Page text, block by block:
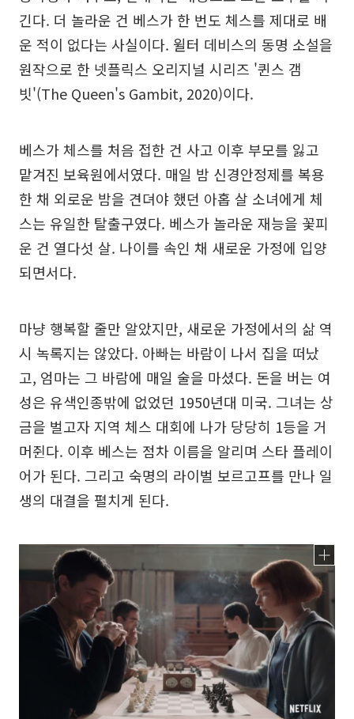
긴다. 더 놀라운 건 베스가 한 번도 체스를 제대로 배
운 적이 없다는 사실이다. 윌터 데비스의 동명 소설을
원작으로 한 넷플릭스 오리지널 시리즈 '퀸스 갬
빗'(The Queen's Gambit, 2020)이다.
베스가 체스를 처음 접한 건 사고 이후 부모를 잃고
맡겨진 보육원에서였다. 매일 밤 신경안정제를 복용
한 채 외로운 밤을 견뎌야 했던 아홉 살 소녀에게 체
스는 유일한 탈출구였다. 베스가 놀라운 재능을 꽃피
운 건 열다섯 살. 나이를 속인 채 새로운 가정에 입양
되면서다.
마냥 행복할 줄만 알았지만, 새로운 가정에서의 삶 역
시 녹록지는 않았다. 아빠는 바람이 나서 집을 떠났
고, 엄마는 그 바람에 매일 술을 마셨다. 돈을 버는 여
성은 유색인종밖에 없었던 1950년대 미국. 그녀는 상
금을 벌고자 지역 체스 대회에 나가 당당히 1등을 거
머쥔다. 이후 베스는 점차 이름을 알리며 스타 플레이
어가 된다. 그리고 숙명의 라이벌 보르고프를 만나 일
생의 대결을 펼치게 된다.